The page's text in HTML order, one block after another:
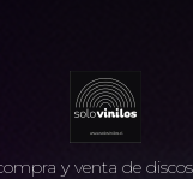
y venta de